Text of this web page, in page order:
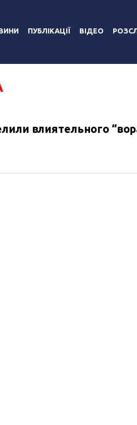
ПУБЛІКАЦІЇ ВІДЕО
влиятельного